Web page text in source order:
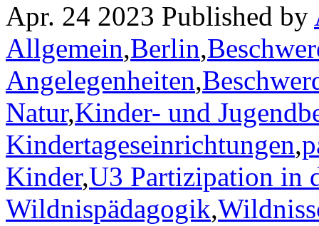
Apr. 24 2023 Published by
Allgemein,Berlin,
Angelegenheiten,
Natur,Kinder- und
Kindertageseinrichtungen,
Kinder,U3 Partizipation in
Wildnispädagogik,